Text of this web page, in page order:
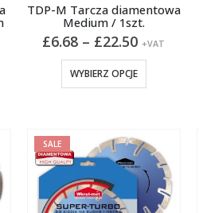
TDP-M Tarcza diamentowa
Medium / 1szt.
£6.68 – £22.50Zakres
cen:
od
£6.68
+VAT
WYBIERZ OPCJE
produkt
wariantów.
Opcje
można
wybrać
SALE